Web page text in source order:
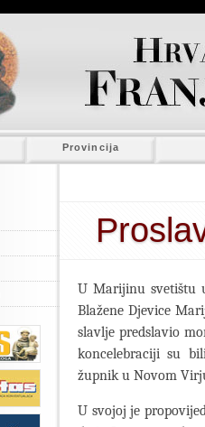
Provincija
U Marijinu svetištu
Blažene Djevice
slavlje predslavio
koncelebraciji su
župnik u Novom
U svojoj je